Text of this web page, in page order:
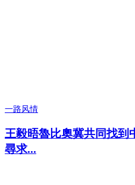
一路风情
王毅晤魯比奧冀共同找到
尋求...